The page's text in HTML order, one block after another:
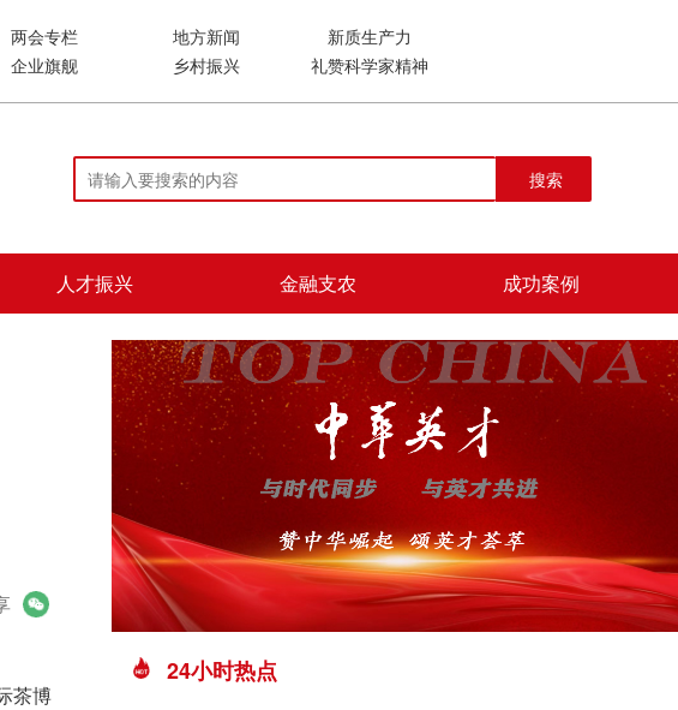
两会专栏 地方新闻
新质生产力
企业旗舰 乡村振兴 礼赞科学家精神
搜索
人才振兴 金融支农 成功案例
茶博
24小时热点